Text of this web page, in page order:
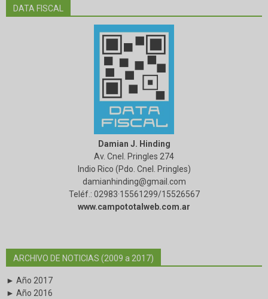
DATA FISCAL
Damian J. Hinding
Av. Cnel. Pringles 274
Indio Rico (Pdo. Cnel. Pringles)
damianhinding@gmail.com
Teléf.: 02983·15561299/15526567
www.campototalweb.com.ar
ARCHIVO DE NOTICIAS (2009 a 2017)
► Año 2017
► Año 2016